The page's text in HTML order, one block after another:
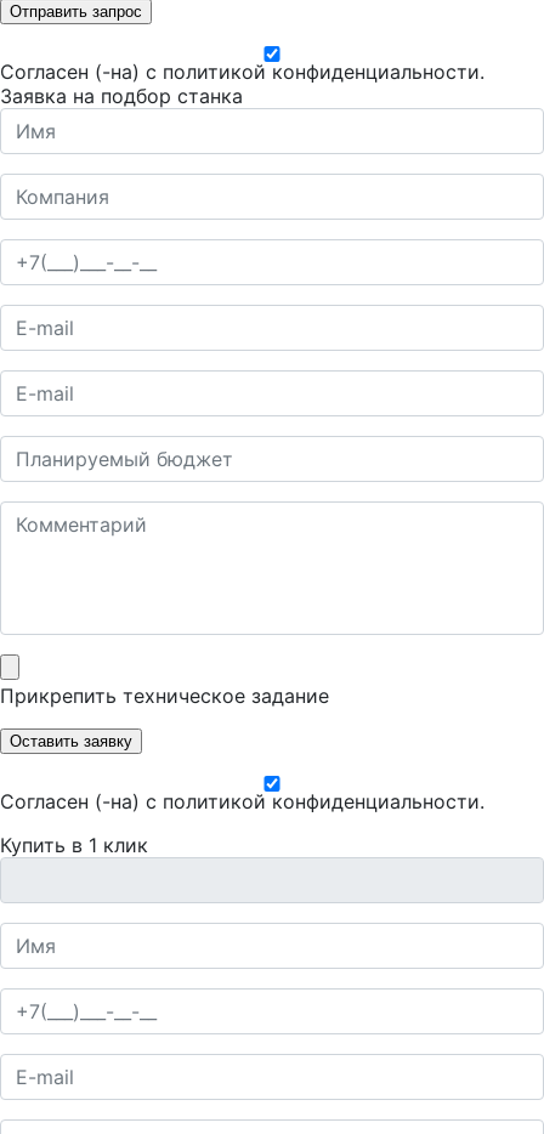
Отправить запрос
Согласен (-на) с политикой конфиденциальности.
Заявка на подбор станка
Прикрепить техническое задание
Оставить заявку
Согласен (-на) с политикой конфиденциальности.
Купить в 1 клик